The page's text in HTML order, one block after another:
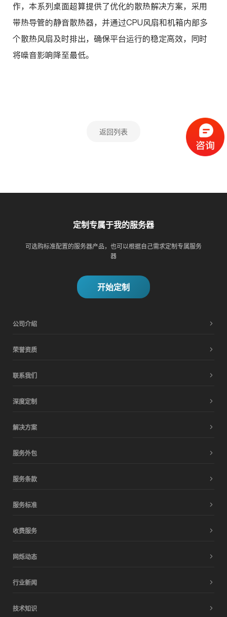
作，本系列桌面超算提供了优化的散热解决方案，采用
带热导管的静音散热器，并通过CPU风扇和机箱内部多
个散热风扇及时排出，确保平台运行的稳定高效，同时
将噪音影响降至最低。
返回列表
定制专属于我的服务器
可选购标准配置的服务器产品，也可以根据自己需求定制专属服务
器
开始定制
公司介绍
荣誉资质
联系我们
深度定制
解决方案
服务外包
服务条款
服务标准
收费服务
网烁动态
行业新闻
技术知识